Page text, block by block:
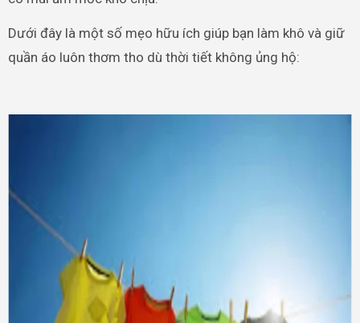
Dưới đây là một số mẹo hữu ích giúp bạn làm khô và giữ
quần áo luôn thơm tho dù thời tiết không ủng hộ: